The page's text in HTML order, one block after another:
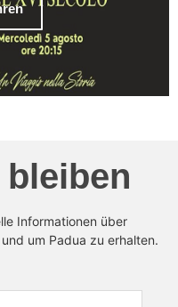
Informationen über
um Padua zu erhalten.